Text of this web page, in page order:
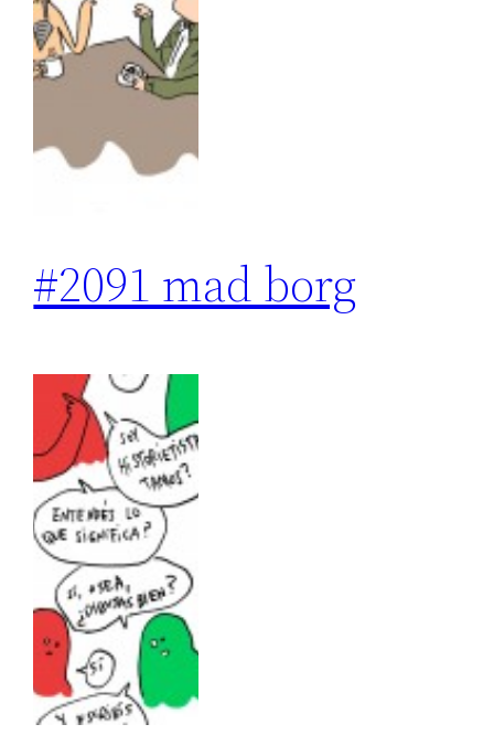
#2091 mad borg